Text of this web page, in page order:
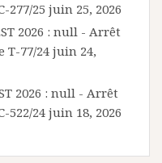
277/25 juin 25, 2026
2026 : null - Arrêt
T-77/24 juin 24,
2026 : null - Arrêt
522/24 juin 18, 2026